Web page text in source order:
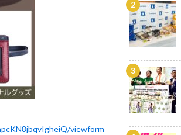
viewform